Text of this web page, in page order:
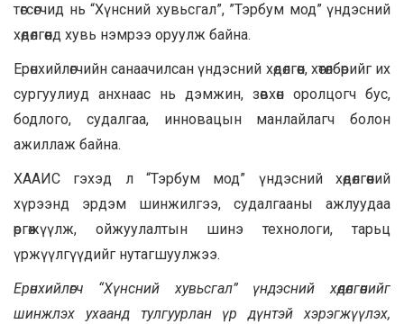
төгсөгчид нь “Хүнсний хувьсгал”, ”Тэрбум мод” үндэсний
хөдөлгөөнд хувь нэмрээ оруулж байна.
Ерөнхийлөгчийн санаачилсан үндэсний хөдөлгөөн, хөтөлбөрийг их
сургуулиуд анхнаас нь дэмжин, зөвхөн оролцогч бус,
бодлого, судалгаа, инновацын манлайлагч болон
ажиллаж байна.
ХААИС гэхэд л “Тэрбум мод” үндэсний хөдөлгөөний
хүрээнд эрдэм шинжилгээ, судалгааны ажлуудаа
өргөжүүлж, ойжуулалтын шинэ технологи, тарьц
үржүүлгүүдийг нутагшуулжээ.
Ерөнхийлөгч “Хүнсний хувьсгал” үндэсний хөдөлгөөнийг
шинжлэх ухаанд тулгуурлан үр дүнтэй хэрэгжүүлэх,